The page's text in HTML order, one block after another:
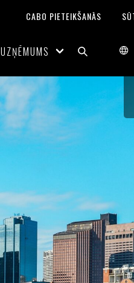
CABO PIETEIKŠANĀS
UZŅĒMUMS